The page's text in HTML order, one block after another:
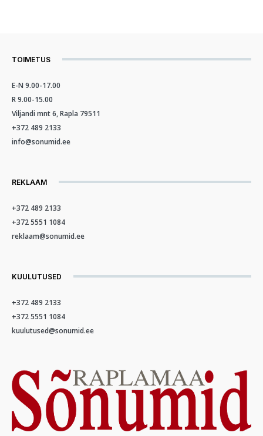
TOIMETUS
E-N 9.00-17.00
R 9.00-15.00
Viljandi mnt 6, Rapla 79511
+372 489 2133
info@sonumid.ee
REKLAAM
+372 489 2133
+372 5551 1084
reklaam@sonumid.ee
KUULUTUSED
+372 489 2133
+372 5551 1084
kuulutused@sonumid.ee